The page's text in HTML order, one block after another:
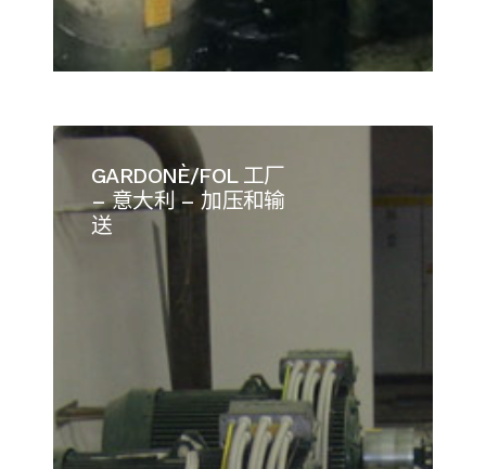
GARDONÈ/FOL 工厂
– 意大利 – 加压和输
送